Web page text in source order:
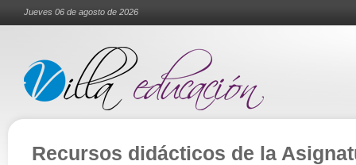
Jueves 06 de agosto de 2026
Recursos didácticos de la